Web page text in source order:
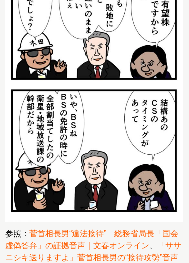
参照： 菅首相長男“違法接待” 総務省局長「国会
虚偽答弁」の証拠音声｜文春オンライン
「ササ
ニシキ送りますよ」菅首相長男の“接待攻勢”音声